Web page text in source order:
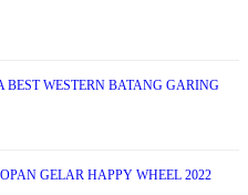
BEST WESTERN BATANG GARING
GELAR HAPPY WHEEL 2022